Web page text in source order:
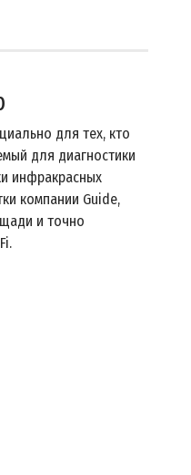
для тех, кто
для диагностики
инфракрасных
компании Guide,
и точно